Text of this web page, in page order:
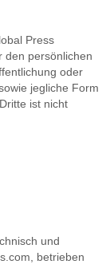
Press
den persönlichen
oder
jegliche Form
ist nicht
und
betrieben